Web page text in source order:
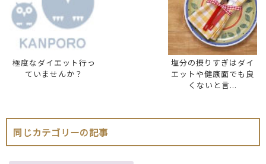
極度なダイエット行っ
ていませんか？
塩分の摂りすぎはダイ
エットや健康面でも良
くないと言...
同じカテゴリーの記事